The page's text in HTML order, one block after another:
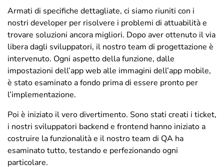
Armati di specifiche dettagliate, ci siamo riuniti con i
nostri developer per risolvere i problemi di attuabilità e
trovare soluzioni ancora migliori. Dopo aver ottenuto il via
libera dagli sviluppatori, il nostro team di progettazione è
intervenuto. Ogni aspetto della funzione, dalle
impostazioni dell’app web alle immagini dell’app mobile,
è stato esaminato a fondo prima di essere pronto per
l’implementazione.
Poi è iniziato il vero divertimento. Sono stati creati i ticket,
i nostri sviluppatori backend e frontend hanno iniziato a
costruire la funzionalità e il nostro team di QA ha
esaminato tutto, testando e perfezionando ogni
particolare.